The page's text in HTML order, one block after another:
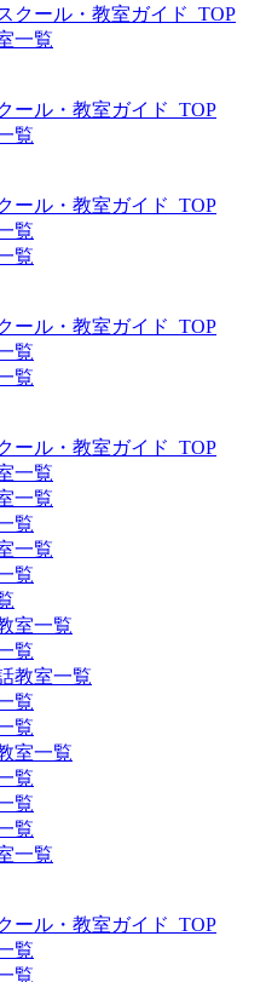
クール・教室ガイド_TOP
一覧
ール・教室ガイド_TOP
覧
ール・教室ガイド_TOP
覧
覧
ール・教室ガイド_TOP
覧
覧
ール・教室ガイド_TOP
一覧
一覧
覧
一覧
覧
室一覧
覧
教室一覧
覧
覧
室一覧
覧
覧
覧
一覧
ール・教室ガイド_TOP
覧
覧